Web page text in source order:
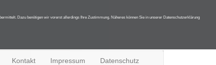
Kontakt Impressum Datenschutz
Dazu benötigen wir vorerst allerdings Ihre Zustimmung. Näheres können Sie in unserer Datenschutzerklärung